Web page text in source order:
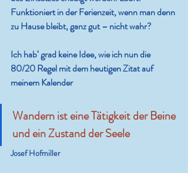
Funktioniert in der Ferienzeit, wenn man denn
zu Hause bleibt, ganz gut – nicht wahr?
Ich hab‘ grad keine Idee, wie ich nun die
80/20 Regel mit dem heutigen Zitat auf
meinem Kalender
Wandern ist eine Tätigkeit der Beine
und ein Zustand der Seele
Josef Hofmiller